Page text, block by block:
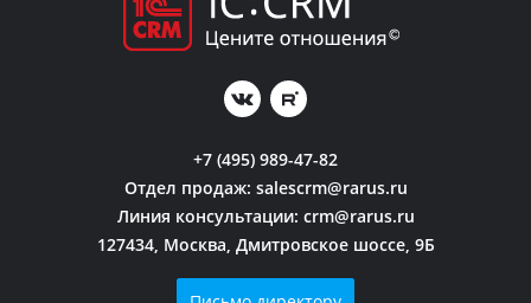
+7 (495) 989-47-82
Отдел продаж: salescrm@rarus.ru
Линия консультации: crm@rarus.ru
127434, Москва, Дмитровское шоссе, 9Б